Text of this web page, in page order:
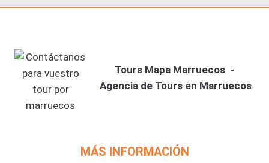
Tours Mapa Marruecos -
Agencia de Tours en Marruecos
MÁS INFORMACIÓN